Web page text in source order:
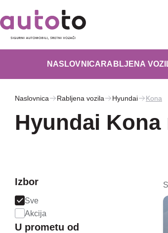
NASLOVNICA RABLJENA
Naslovnica Rabljena vozila Hyundai Kona
Hyundai
Izbor
Sve
Akcija
U prometu od